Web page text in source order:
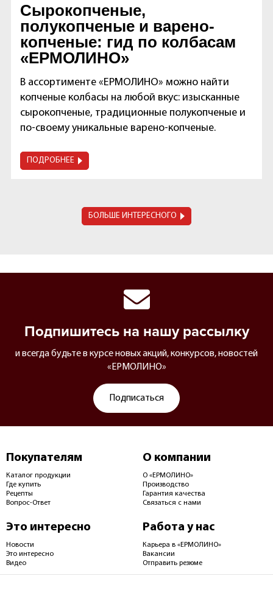
Сырокопченые,
полукопченые и варено-
копченые: гид по колбасам
«ЕРМОЛИНО»
В ассортименте «ЕРМОЛИНО» можно найти
копченые колбасы на любой вкус: изысканные
сырокопченые, традиционные полукопченые и
по-своему уникальные варено-копченые.
ПОДРОБНЕЕ
БОЛЬШЕ ИНТЕРЕСНОГО
Подпишитесь на нашу рассылку
и всегда будьте в курсе новых акций, конкурсов, новостей
«ЕРМОЛИНО»
Подписаться
Покупателям
Каталог продукции
Где купить
Рецепты
Вопрос-Ответ
О компании
О «ЕРМОЛИНО»
Производство
Гарантия качества
Связаться с нами
Это интересно
Новости
Это интересно
Видео
Работа у нас
Карьера в «ЕРМОЛИНО»
Вакансии
Отправить резюме